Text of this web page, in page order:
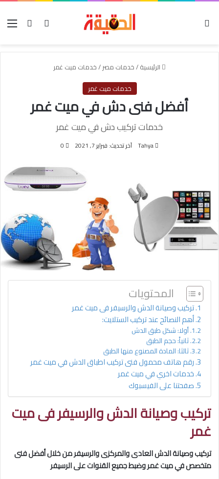
بحث عنتسجيل
الرئيسية/خدمات مصر/خدمات ميت غمر
خدمات ميت غمر
أفضل فنى دش في ميت غمر
خدمات تركيب دش في ميت غمر
Tahya آخر تحديث: فبراير 7, 2021 0
المحتويات
تركيب وصيانة الدش والرسيفر فى ميت غمر
أهم النصائح عند تركيب الستلايت:
أولا: شكل طبق الدش
ثانياً: حجم الطبق
ثالثا: المادة المصنوع منها الطبق
رقم هاتف محمول فنى تركيب اطباق الدش في ميت غمر
خدمات اخري في ميت غمر
صفحتنا على الفيسبوك
تركيب وصيانة الدش والرسيفرفى ميت
غمر
تركيب وصيانة الدش العادى والمركزى والرسيفر من خلال أفضل فنى
متخصص في ميت غمروضبط جميع القنوات على الرسيفر